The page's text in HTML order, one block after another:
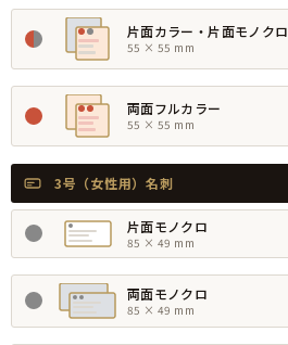
片面カラー・片面モノクロ
55 × 55 mm
両面フルカラー
55 × 55 mm
3号（女性用）名刺
片面モノクロ
85 × 49 mm
両面モノクロ
85 × 49 mm